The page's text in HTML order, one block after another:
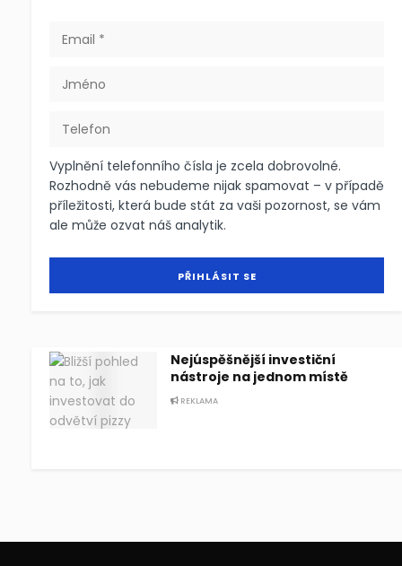
Vyplnění telefonního čísla je zcela dobrovolné.
Rozhodně vás nebudeme nijak spamovat – v případě
příležitosti, která bude stát za vaši pozornost, se vám
ale může ozvat náš analytik.
Nejúspěšnější investiční
nástroje na jednom místě
REKLAMA